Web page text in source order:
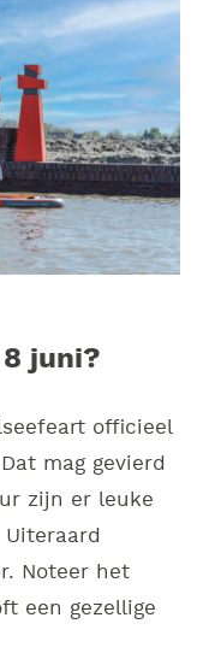
juni?
officieel
mag gevierd
zijn er leuke
Noteer het
een gezellige